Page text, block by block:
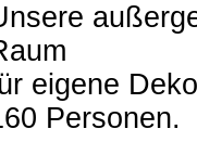
eigene
Personen.